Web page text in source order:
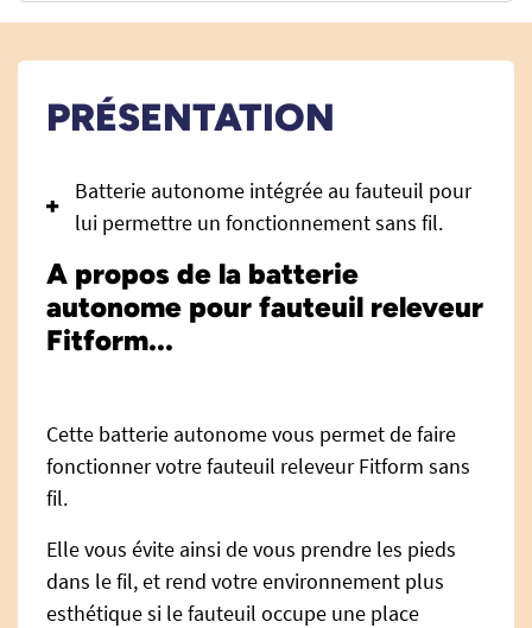
PRÉSENTATION
Batterie autonome intégrée au fauteuil pour
lui permettre un fonctionnement sans fil.
A propos de la batterie
autonome pour fauteuil releveur
Fitform...
Cette batterie autonome vous permet de faire
fonctionner votre fauteuil releveur Fitform sans
fil.
Elle vous évite ainsi de vous prendre les pieds
dans le fil, et rend votre environnement plus
esthétique si le fauteuil occupe une place